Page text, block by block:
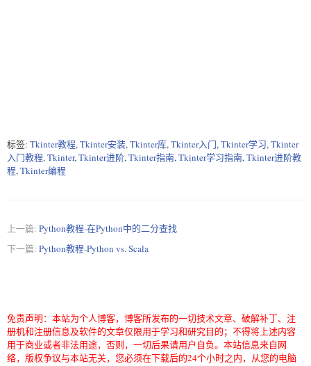
标签: Tkinter教程, Tkinter安装, Tkinter库, Tkinter入门, Tkinter学习, Tkinter
入门教程, Tkinter, Tkinter进阶, Tkinter指南, Tkinter学习指南, Tkinter进阶教
程, Tkinter编程
上一篇: Python教程-在Python中的二分查找
下一篇: Python教程-Python vs. Scala
免责声明：本站为个人博客，博客所发布的一切技术文章、破解补丁、注
册机和注册信息及软件的文章仅限用于学习和研究目的；不得将上述内容
用于商业或者非法用途，否则，一切后果请用户自负。本站信息来自网
络，版权争议与本站无关，您必须在下载后的24个小时之内，从您的电脑